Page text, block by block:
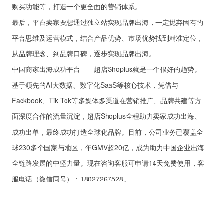
购买功能等，打造一个更全面的营销体系。
最后，平台卖家要想通过独立站实现品牌出海，一定抛弃固有的
平台思维及运营模式，结合产品优势、市场优势找到精准定位，
从品牌理念、到品牌口碑，逐步实现品牌出海。
中国商家出海成功平台——超店Shoplus就是一个很好的趋势。
基于领先的AI大数据、数字化SaaS等核心技术，凭借与
Fackbook、Tik Tok等多媒体多渠道在营销推广、品牌共建等方
面深度合作的流量沉淀，超店Shoplus全程助力卖家成功出海、
成功出单，最终成功打造全球化品牌。目前，公司业务已覆盖全
球230多个国家与地区，年GMV超20亿，成为助力中国企业出海
全链路发展的中坚力量。现在咨询客服可申请14天免费使用，客
服电话（微信同号）：18027267528。